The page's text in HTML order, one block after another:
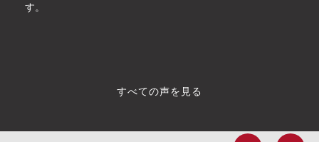
す。
すべての声を見る